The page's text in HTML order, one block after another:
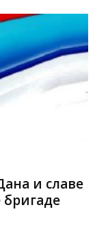
и славе
бригаде